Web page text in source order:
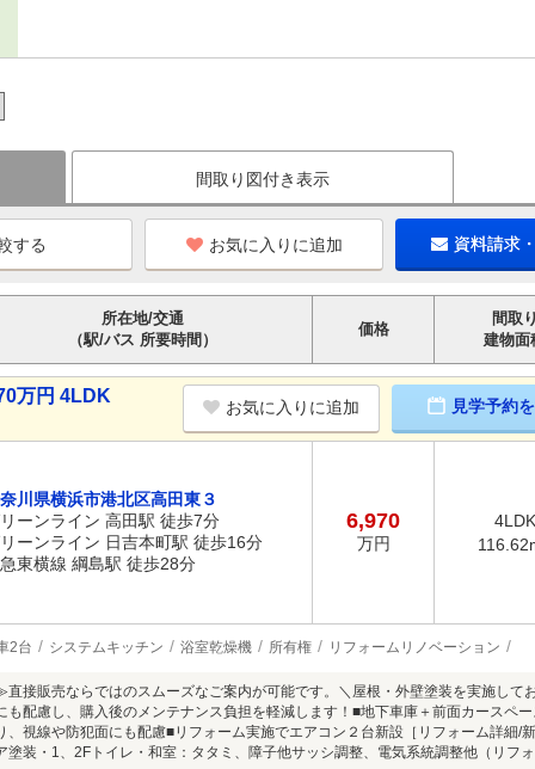
間取り図付き表示
お気に入りに追加 資料請求
所在地/交通
（駅/バス 所要時間）
価格
間取り
建物面
万円 4LDK
お気に入りに追加 見学予約
川県横浜市港北区高田東３
ーンライン 高田駅 徒歩7分
ーンライン 日吉本町駅 徒歩16分
東横線 綱島駅 徒歩28分
6,970
万円
4LDK
2台 システムキッチン 浴室乾燥機 所有権 リフォームリノベーション
接販売ならではのスムーズなご案内が可能です。＼屋根・外壁塗装を実施して
も配慮し、購入後のメンテナンス負担を軽減します！■地下車庫＋前面カースペ
、視線や防犯面にも配慮■リフォーム実施でエアコン２台新設［リフォーム詳細/
塗装・1、2Fトイレ・和室：タタミ、障子他サッシ調整、電気系統調整他（リフ